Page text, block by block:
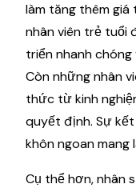
làm tăng thêm
nhân viên trẻ tuổi
triển nhanh
Còn những nhân
thức từ kinh
quyết định. Sự
khôn ngoan
Cụ thể hơn, nhân